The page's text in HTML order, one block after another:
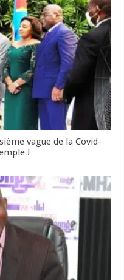
vague de la Covid-
!